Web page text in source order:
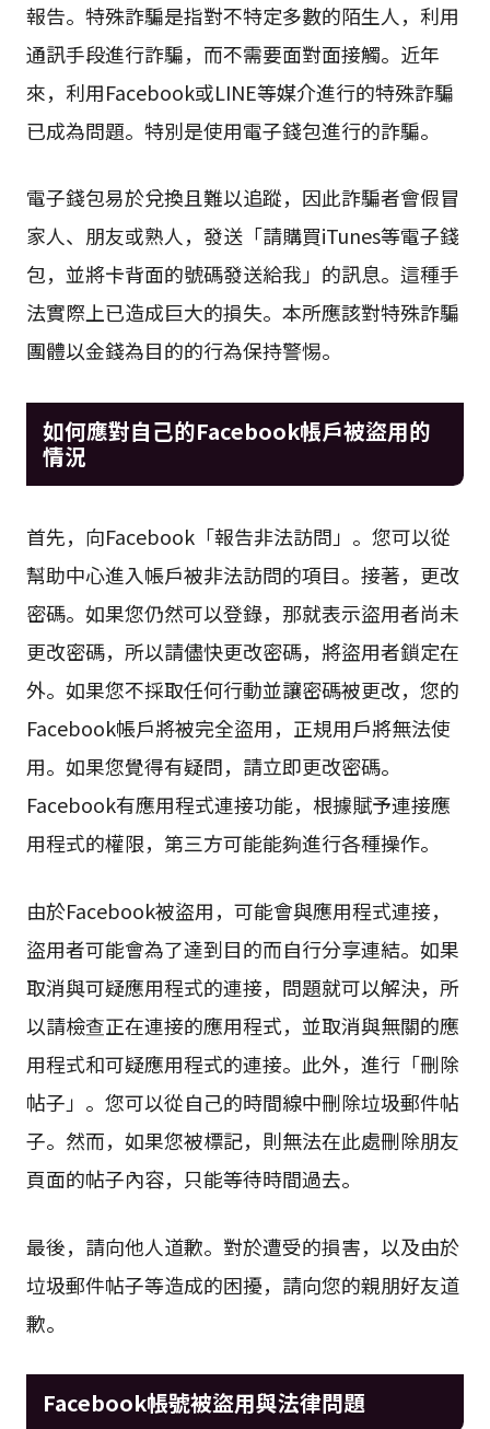
報告。特殊詐騙是指對不特定多數的陌生人，利用
通訊手段進行詐騙，而不需要面對面接觸。近年
來，利用Facebook或LINE等媒介進行的特殊詐騙
已成為問題。特別是使用電子錢包進行的詐騙。
電子錢包易於兌換且難以追蹤，因此詐騙者會假冒
家人、朋友或熟人，發送「請購買iTunes等電子錢
包，並將卡背面的號碼發送給我」的訊息。這種手
法實際上已造成巨大的損失。本所應該對特殊詐騙
團體以金錢為目的的行為保持警惕。
如何應對自己的Facebook帳戶被盜用的
情況
首先，向Facebook「報告非法訪問」。您可以從
幫助中心進入帳戶被非法訪問的項目。接著，更改
密碼。如果您仍然可以登錄，那就表示盜用者尚未
更改密碼，所以請儘快更改密碼，將盜用者鎖定在
外。如果您不採取任何行動並讓密碼被更改，您的
Facebook帳戶將被完全盜用，正規用戶將無法使
用。如果您覺得有疑問，請立即更改密碼。
Facebook有應用程式連接功能，根據賦予連接應
用程式的權限，第三方可能能夠進行各種操作。
由於Facebook被盜用，可能會與應用程式連接，
盜用者可能會為了達到目的而自行分享連結。如果
取消與可疑應用程式的連接，問題就可以解決，所
以請檢查正在連接的應用程式，並取消與無關的應
用程式和可疑應用程式的連接。此外，進行「刪除
帖子」。您可以從自己的時間線中刪除垃圾郵件帖
子。然而，如果您被標記，則無法在此處刪除朋友
頁面的帖子內容，只能等待時間過去。
最後，請向他人道歉。對於遭受的損害，以及由於
垃圾郵件帖子等造成的困擾，請向您的親朋好友道
歉。
Facebook帳號被盜用與法律問題